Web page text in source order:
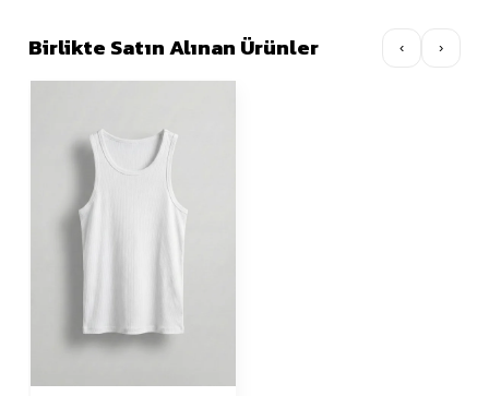
Birlikte Satın Alınan Ürünler ‹ ›